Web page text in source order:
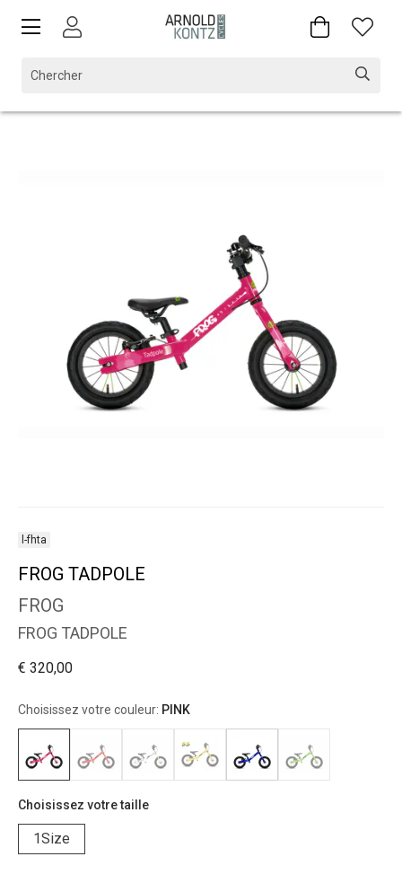
l-fhta
FROG TADPOLE
FROG
FROG TADPOLE
€ 320,00
Choisissez votre couleur: PINK
Choisissez votre taille
1Size